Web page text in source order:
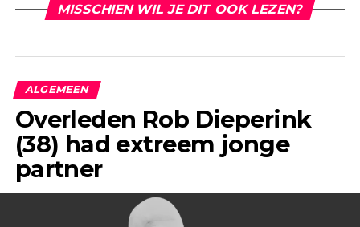
MISSCHIEN WIL JE DIT OOK LEZEN?
ALGEMEEN
Overleden Rob Dieperink
(38) had extreem jonge
partner